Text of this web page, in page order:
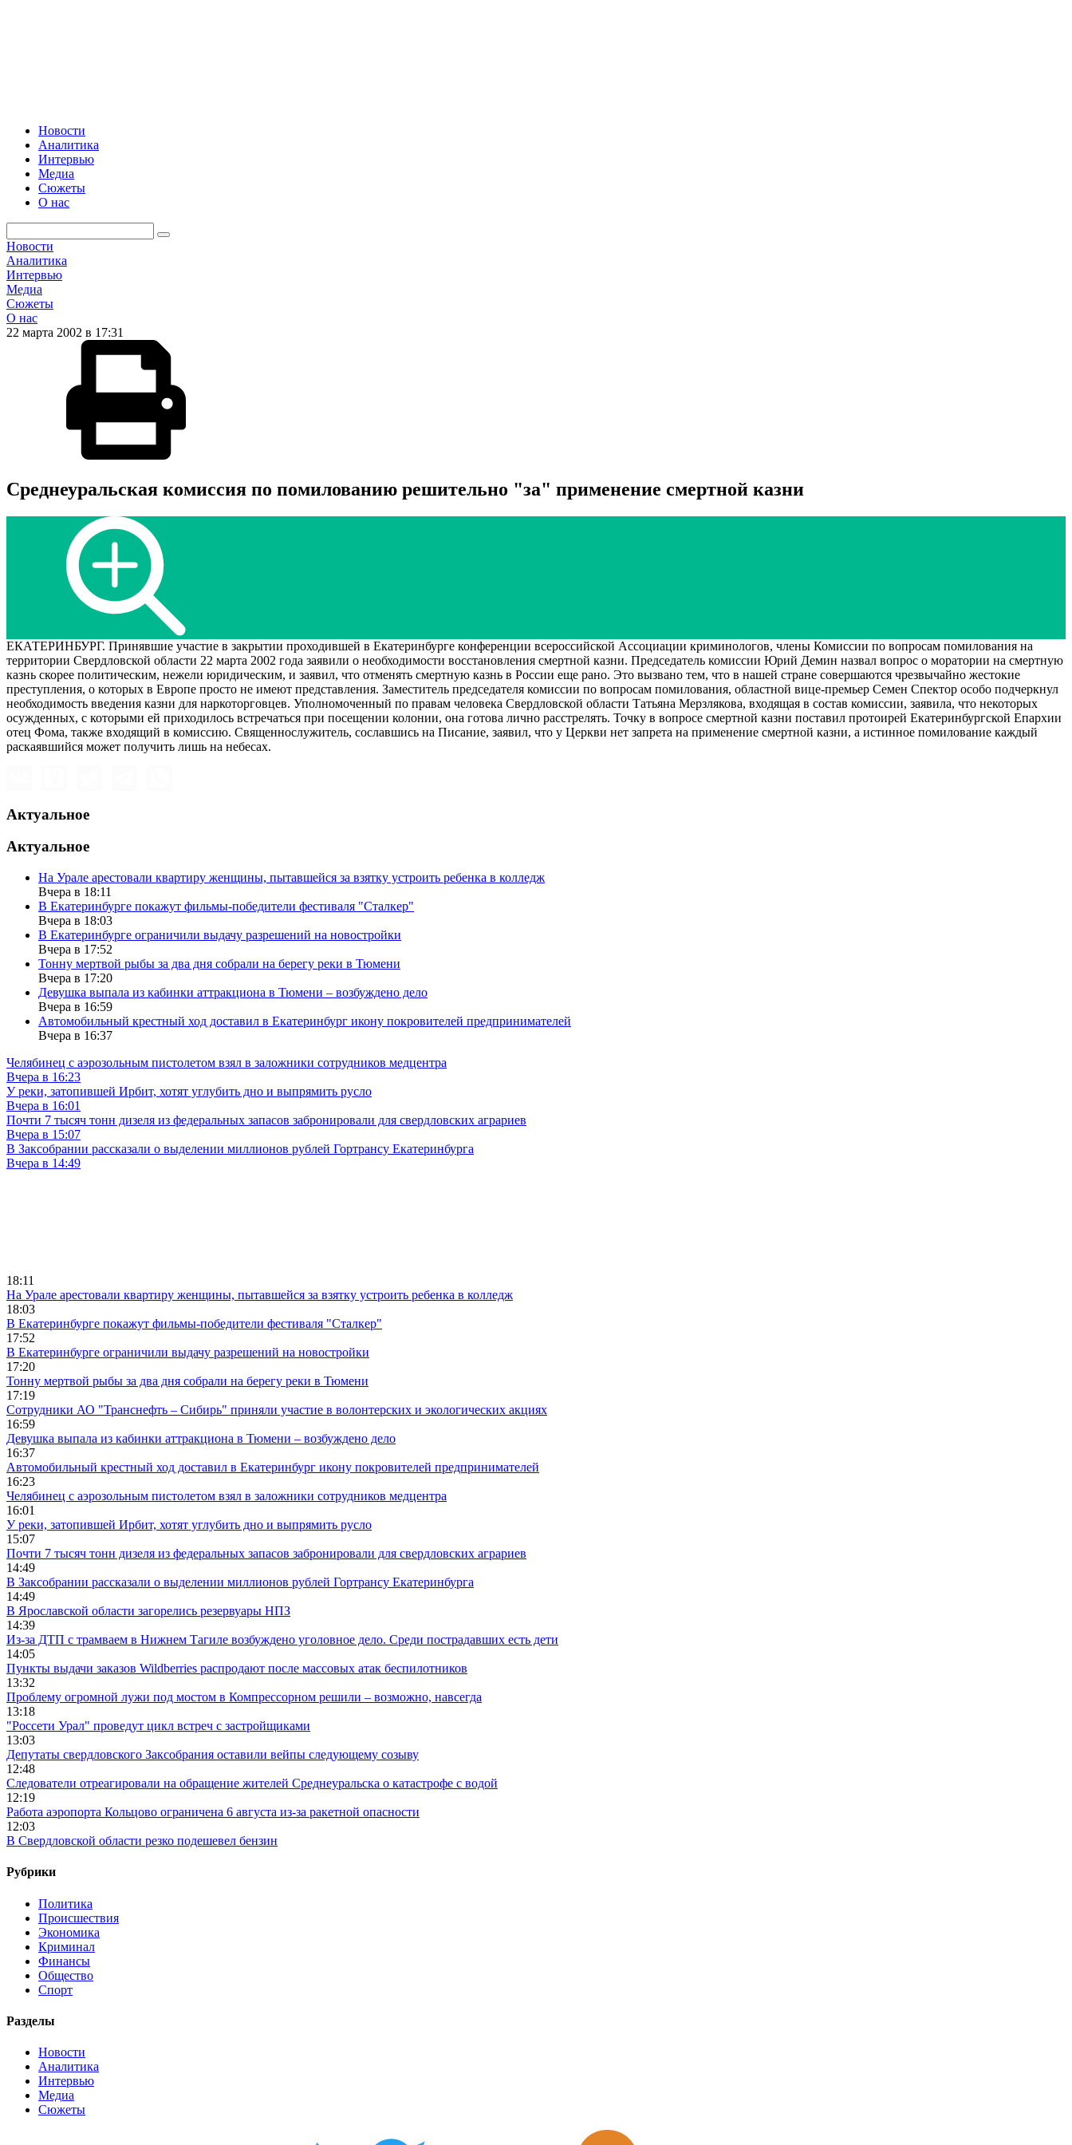
Новости
Аналитика
Интервью
Медиа
Сюжеты
О нас
Новости
Аналитика
Интервью
Медиа
Сюжеты
О нас
22 марта 2002 в 17:31
Среднеуральская комиссия по помилованию решительно "за" применение смертной казни
ЕКАТЕРИНБУРГ. Принявшие участие в закрытии проходившей в Екатеринбурге конференции всероссийской Ассоциации криминологов, члены Комиссии по вопросам помилования на
территории Свердловской области 22 марта 2002 года заявили о необходимости восстановления смертной казни. Председатель комиссии Юрий Демин назвал вопрос о моратории на смертную
казнь скорее политическим, нежели юридическим, и заявил, что отменять смертную казнь в России еще рано. Это вызвано тем, что в нашей стране совершаются чрезвычайно жестокие
преступления, о которых в Европе просто не имеют представления. Заместитель председателя комиссии по вопросам помилования, областной вице-премьер Семен Спектор особо подчеркнул
необходимость введения казни для наркоторговцев. Уполномоченный по правам человека Свердловской области Татьяна Мерзлякова, входящая в состав комиссии, заявила, что некоторых
осужденных, с которыми ей приходилось встречаться при посещении колонии, она готова лично расстрелять. Точку в вопросе смертной казни поставил протоирей Екатеринбургской Епархии
отец Фома, также входящий в комиссию. Священнослужитель, сославшись на Писание, заявил, что у Церкви нет запрета на применение смертной казни, а истинное помилование каждый
раскаявшийся может получить лишь на небесах.
Актуальное
Актуальное
На Урале арестовали квартиру женщины, пытавшейся за взятку устроить ребенка в колледж
Вчера в 18:11
В Екатеринбурге покажут фильмы-победители фестиваля "Сталкер"
Вчера в 18:03
В Екатеринбурге ограничили выдачу разрешений на новостройки
Вчера в 17:52
Тонну мертвой рыбы за два дня собрали на берегу реки в Тюмени
Вчера в 17:20
Девушка выпала из кабинки аттракциона в Тюмени – возбуждено дело
Вчера в 16:59
Автомобильный крестный ход доставил в Екатеринбург икону покровителей предпринимателей
Вчера в 16:37
Челябинец с аэрозольным пистолетом взял в заложники сотрудников медцентра
Вчера в 16:23
У реки, затопившей Ирбит, хотят углубить дно и выпрямить русло
Вчера в 16:01
Почти 7 тысяч тонн дизеля из федеральных запасов забронировали для свердловских аграриев
Вчера в 15:07
В Заксобрании рассказали о выделении миллионов рублей Гортрансу Екатеринбурга
Вчера в 14:49
18:11
На Урале арестовали квартиру женщины, пытавшейся за взятку устроить ребенка в колледж
18:03
В Екатеринбурге покажут фильмы-победители фестиваля "Сталкер"
17:52
В Екатеринбурге ограничили выдачу разрешений на новостройки
17:20
Тонну мертвой рыбы за два дня собрали на берегу реки в Тюмени
17:19
Сотрудники АО "Транснефть – Сибирь" приняли участие в волонтерских и экологических акциях
16:59
Девушка выпала из кабинки аттракциона в Тюмени – возбуждено дело
16:37
Автомобильный крестный ход доставил в Екатеринбург икону покровителей предпринимателей
16:23
Челябинец с аэрозольным пистолетом взял в заложники сотрудников медцентра
16:01
У реки, затопившей Ирбит, хотят углубить дно и выпрямить русло
15:07
Почти 7 тысяч тонн дизеля из федеральных запасов забронировали для свердловских аграриев
14:49
В Заксобрании рассказали о выделении миллионов рублей Гортрансу Екатеринбурга
14:49
В Ярославской области загорелись резервуары НПЗ
14:39
Из-за ДТП с трамваем в Нижнем Тагиле возбуждено уголовное дело. Среди пострадавших есть дети
14:05
Пункты выдачи заказов Wildberries распродают после массовых атак беспилотников
13:32
Проблему огромной лужи под мостом в Компрессорном решили – возможно, навсегда
13:18
"Россети Урал" проведут цикл встреч с застройщиками
13:03
Депутаты свердловского Заксобрания оставили вейпы следующему созыву
12:48
Следователи отреагировали на обращение жителей Среднеуральска о катастрофе с водой
12:19
Работа аэропорта Кольцово ограничена 6 августа из-за ракетной опасности
12:03
В Свердловской области резко подешевел бензин
Рубрики
Политика
Происшествия
Экономика
Криминал
Финансы
Общество
Спорт
Разделы
Новости
Аналитика
Интервью
Медиа
Сюжеты